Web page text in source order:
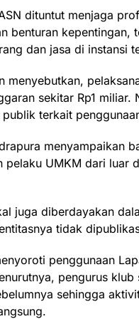
dituntut menjaga
benturan kepentingan,
dan jasa di instansi
menyebutkan,
sekitar Rp1
terkait
menyampaikan
pelaku UMKM dari luar
juga diberdayakan
tidak
penggunaan
pengurus
sehingga